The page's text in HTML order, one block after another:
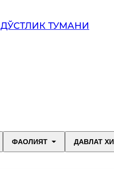
ТУМАНИ
ФАОЛИЯТ ДАВЛАТ